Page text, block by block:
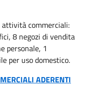
attività commerciali:
8 negozi di vendita
personale, 1
per uso domestico.
ADERENTI